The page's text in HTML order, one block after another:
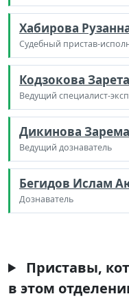
Хабирова
Судебный пристав-
Кодзокова
Ведущий специалист-
Дикинова
Ведущий дознаватель
Бегидов Ислам
Дознаватель
Приставы,
в этом